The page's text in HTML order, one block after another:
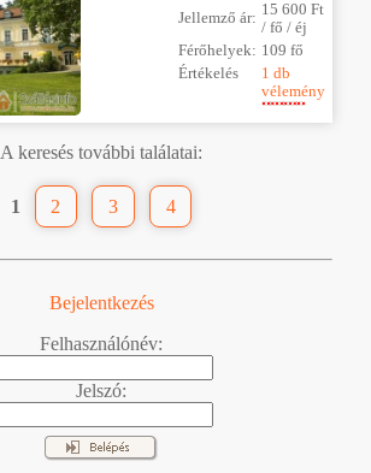
Jellemző ár: 15 600 Ft
/ fő / éj
Férőhelyek: 109 fő
Értékelés
1 db
vélemény
A keresés további találatai:
1 2 3 4
Bejelentkezés
Felhasználónév:
Jelszó: